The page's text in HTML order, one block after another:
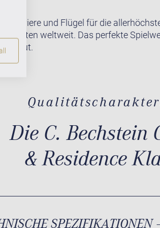
Klaviere und Flügel für die
Pianisten weltweit. Das perfekte
gut.
Die C. Bechstein
& Residence
SPEZIFIKATIONEN